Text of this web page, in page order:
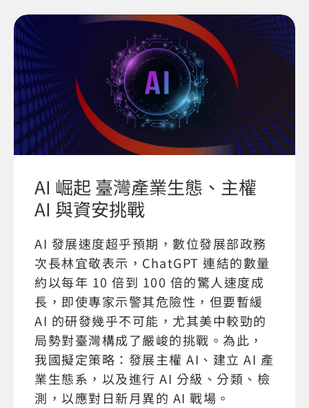
AI 崛起 臺灣產業生態、主權
AI 與資安挑戰
AI 發展速度超乎預期，數位發展部政務
次長林宜敬表示，ChatGPT 連結的數量
約以每年 10 倍到 100 倍的驚人速度成
長，即使專家示警其危險性，但要暫緩
AI 的研發幾乎不可能，尤其美中較勁的
局勢對臺灣構成了嚴峻的挑戰。為此，
我國擬定策略：發展主權 AI、建立 AI 產
業生態系，以及進行 AI 分級、分類、檢
測，以應對日新月異的 AI 戰場。